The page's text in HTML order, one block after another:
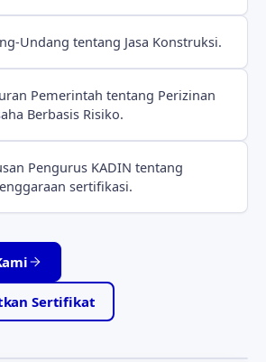
Undang tentang Jasa Konstruksi.
Pemerintah tentang Perizinan
Berbasis Risiko.
Pengurus KADIN tentang
sertifikasi.
Sertifikat
Setia
setiap layanan kami —
dan kesetiaan kepada anggota.